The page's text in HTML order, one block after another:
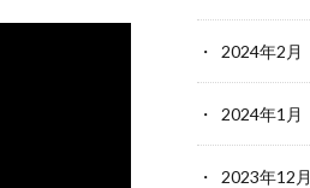
2024年2月
2024年1月
2023年12月